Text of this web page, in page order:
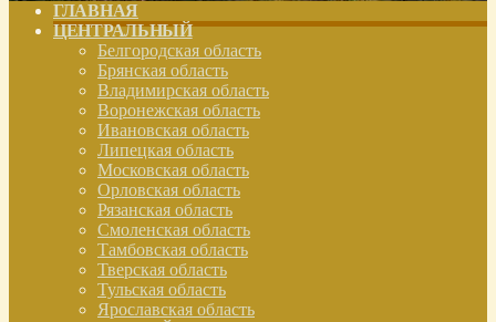
ГЛАВНАЯ
ЦЕНТРАЛЬНЫЙ
Белгородская область
Брянская область
Владимирская область
Воронежская область
Ивановская область
Липецкая область
Московская область
Орловская область
Рязанская область
Смоленская область
Тамбовская область
Тверская область
Тульская область
Ярославская область